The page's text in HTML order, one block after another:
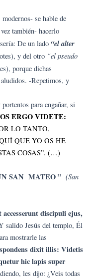
se hable de
también- hacerlo
De un lado “el alter
y del otro “el pseudo
porque dichas
-Repetimos, y
para engañar, si
ERGO VIDETE:
LO TANTO,
QUE YO OS HE
COSAS”. (…)
SAN MATEO ” (San
accesserunt discipuli ejus,
salido Jesús del templo, Él
mostrarle las
dixit illis: Videtis
hic lapis super
les dijo: ¿Veis todas